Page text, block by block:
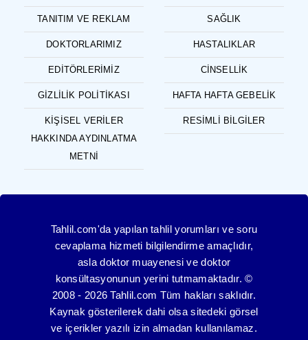
TANITIM VE REKLAM
DOKTORLARIMIZ
EDITÖRLERIMIZ
GIZLILIK POLITIKASI
KIŞISEL VERILER
HAKKINDA AYDINLATMA
METNI
SAĞLIK
HASTALIKLAR
CINSELLIK
HAFTA HAFTA GEBELIK
RESIMLI BILGILER
Tahlil.com'da yapılan tahlil yorumları ve soru
cevaplama hizmeti bilgilendirme amaçlıdır,
asla doktor muayenesi ve doktor
konsültasyonunun yerini tutmamaktadır. ©
2008 - 2026 Tahlil.com Tüm hakları saklıdır.
Kaynak gösterilerek dahi olsa sitedeki görsel
ve içerikler yazılı izin almadan kullanılamaz.